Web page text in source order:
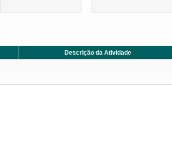
Descrição da Atividade